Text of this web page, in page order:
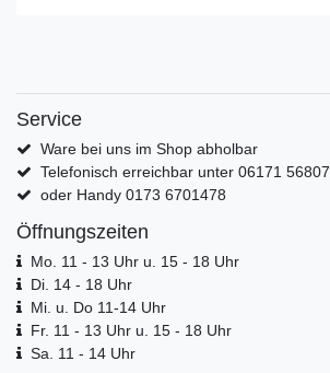
Service
Ware bei uns im Shop abholbar
Telefonisch erreichbar unter 06171 56807
oder Handy 0173 6701478
Öffnungszeiten
Mo. 11 - 13 Uhr u. 15 - 18 Uhr
Di. 14 - 18 Uhr
Mi. u. Do 11-14 Uhr
Fr. 11 - 13 Uhr u. 15 - 18 Uhr
Sa. 11 - 14 Uhr